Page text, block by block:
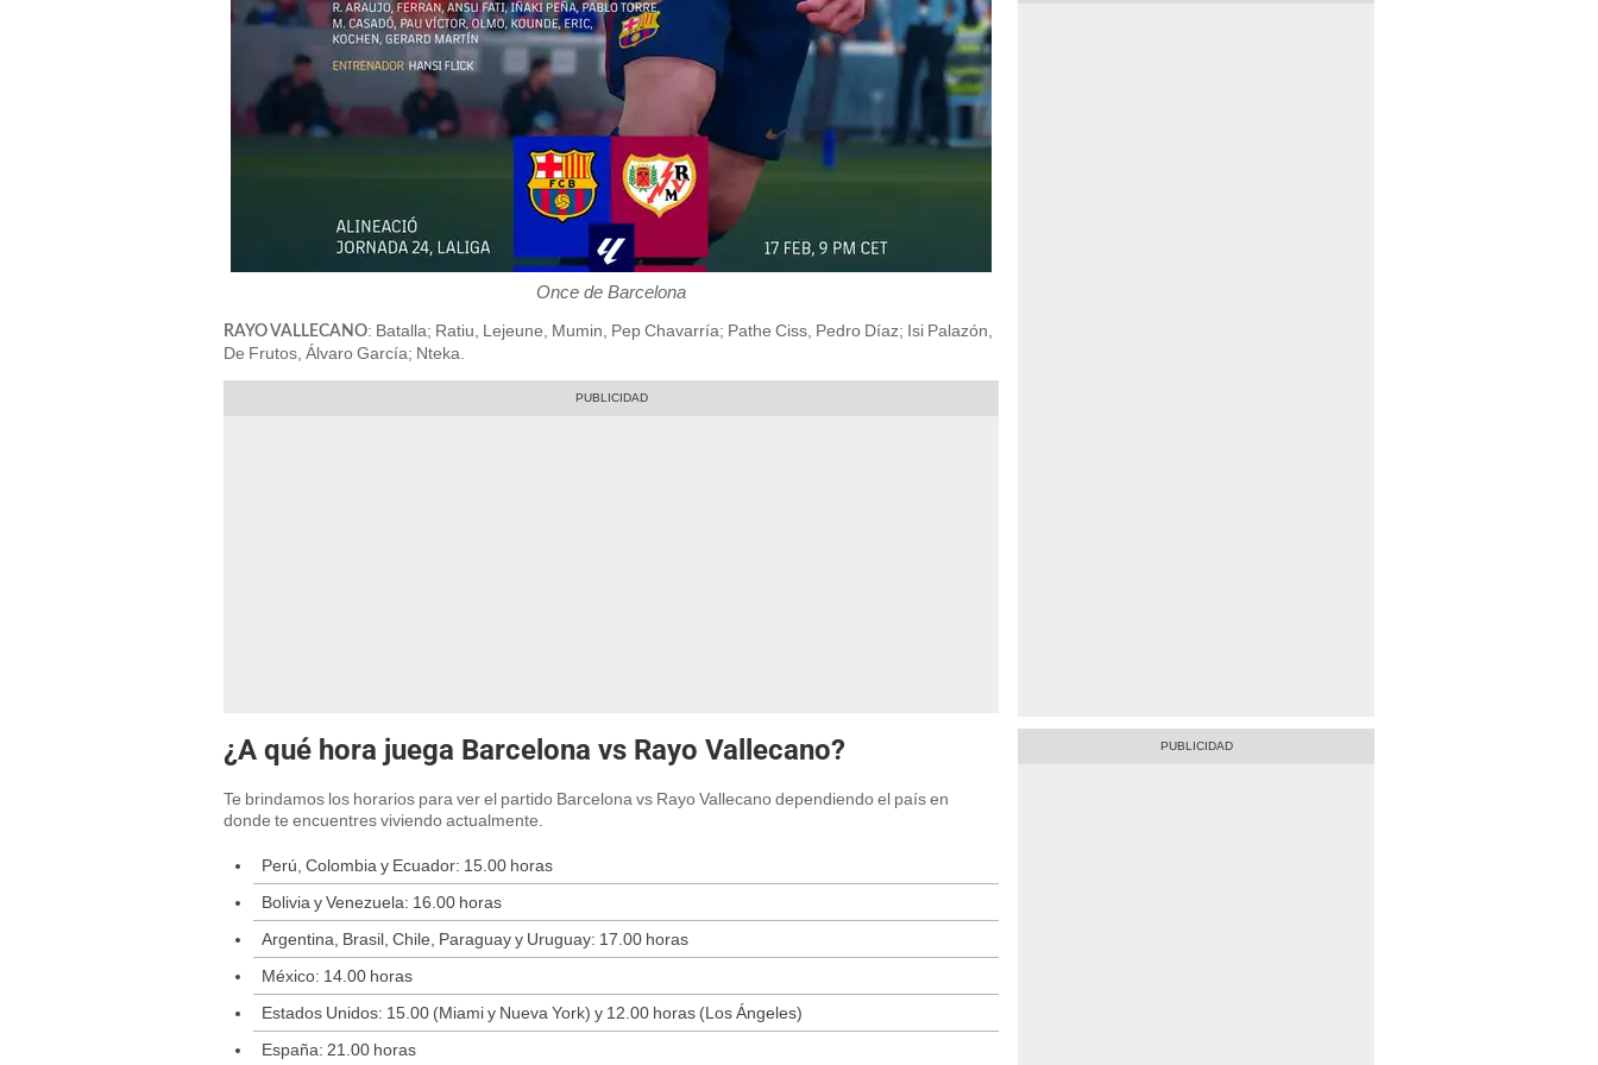
Once de Barcelona
RAYO VALLECANO: Batalla; Ratiu, Lejeune, Mumin, Pep Chavarría; Pathe Ciss, Pedro Díaz; Isi Palazón,
De Frutos, Álvaro García; Nteka.
¿A qué hora juega Barcelona vs Rayo Vallecano?
Te brindamos los horarios para ver el partido Barcelona vs Rayo Vallecano dependiendo el país en
donde te encuentres viviendo actualmente.
Perú, Colombia y Ecuador: 15.00 horas
Bolivia y Venezuela: 16.00 horas
Argentina, Brasil, Chile, Paraguay y Uruguay: 17.00 horas
México: 14.00 horas
Estados Unidos: 15.00 (Miami y Nueva York) y 12.00 horas (Los Ángeles)
España: 21.00 horas